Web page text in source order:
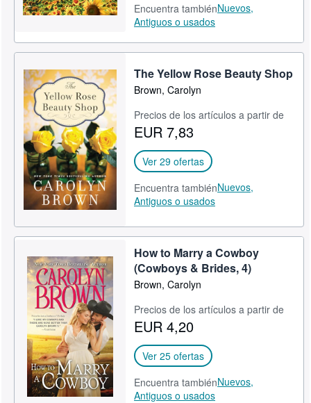
Encuentra tambiénNuevos,
Antiguos o usados
The Yellow Rose Beauty Shop
Brown, Carolyn
Precios de los artículos a partir de
EUR 7,83
Ver 29 ofertas
Encuentra tambiénNuevos,
Antiguos o usados
How to Marry a Cowboy
(Cowboys & Brides, 4)
Brown, Carolyn
Precios de los artículos a partir de
EUR 4,20
Ver 25 ofertas
Encuentra tambiénNuevos,
Antiguos o usados